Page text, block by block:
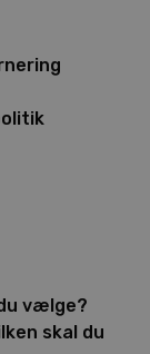
vælge?
skal du